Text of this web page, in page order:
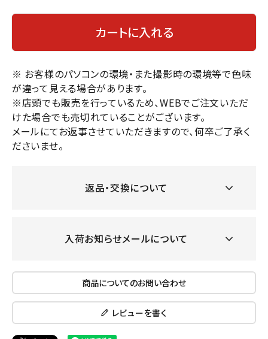
カートに入れる
※ お客様のパソコンの環境・また撮影時の環境等で色味
が違って見える場合があります。
※店頭でも販売を行っているため、WEBでご注文いただ
けた場合でも売切れていることがございます。
メールにてお返事させていただきますので、何卒ご了承く
ださいませ。
返品・交換について
入荷お知らせメールについて
商品についてのお問い合わせ
レビューを書く